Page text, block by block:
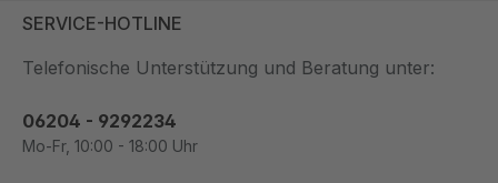
SERVICE-HOTLINE
Telefonische Unterstützung und Beratung unter:
06204 - 9292234
Mo-Fr, 10:00 - 18:00 Uhr